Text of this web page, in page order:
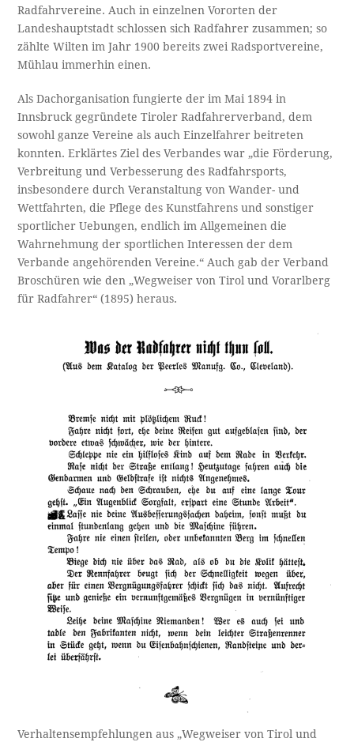
Radfahrvereine. Auch in einzelnen Vororten der
Landeshauptstadt schlossen sich Radfahrer zusammen; so
zählte Wilten im Jahr 1900 bereits zwei Radsportvereine,
Mühlau immerhin einen.
Als Dachorganisation fungierte der im Mai 1894 in
Innsbruck gegründete Tiroler Radfahrerverband, dem
sowohl ganze Vereine als auch Einzelfahrer beitreten
konnten. Erklärtes Ziel des Verbandes war „die Förderung,
Verbreitung und Verbesserung des Radfahrsports,
insbesondere durch Veranstaltung von Wander- und
Wettfahrten, die Pflege des Kunstfahrens und sonstiger
sportlicher Uebungen, endlich im Allgemeinen die
Wahrnehmung der sportlichen Interessen der dem
Verbande angehörenden Vereine.“ Auch gab der Verband
Broschüren wie den „Wegweiser von Tirol und Vorarlberg
für Radfahrer“ (1895) heraus.
Verhaltensempfehlungen aus „Wegweiser von Tirol und